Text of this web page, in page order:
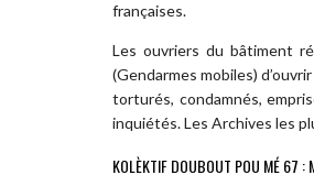
françaises.
Les ouvriers du bâtiment
(Gendarmes mobiles)
torturés, condamnés,
inquiétés. Les Archives les
KOLÈKTIF DOUBOUT POU MÉ 67 :